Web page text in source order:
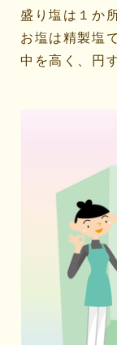
盛り塩は１か
お塩は精製塩
中を高く、円